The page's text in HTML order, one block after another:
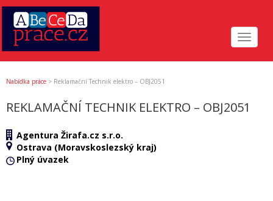
Toggle
Nabídka práce > Reklamační Technik elektro – OBJ2051
REKLAMAČNÍ TECHNIK ELEKTRO – OBJ2051
Agentura Žirafa.cz s.r.o.
Ostrava (Moravskoslezský kraj)
Plný úvazek